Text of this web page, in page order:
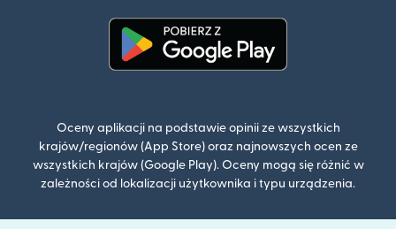
Oceny aplikacji na podstawie opinii ze wszystkich
krajów/regionów (App Store) oraz najnowszych ocen ze
wszystkich krajów (Google Play). Oceny mogą się różnić w
zależności od lokalizacji użytkownika i typu urządzenia.